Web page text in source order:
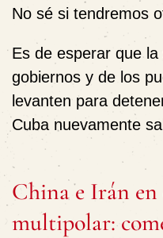
No sé si tendremos
Es de esperar que
gobiernos y de los
levanten para
Cuba nuevamente
China e Irán
multipolar: